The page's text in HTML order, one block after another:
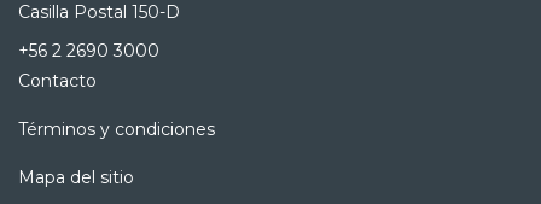
Casilla Postal 150-D
+56 2 2690 3000
Contacto
Términos y condiciones
Mapa del sitio